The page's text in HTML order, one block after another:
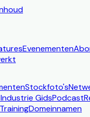
Evenementen
Stockfoto's
GidsPodcast
Domeinnamen